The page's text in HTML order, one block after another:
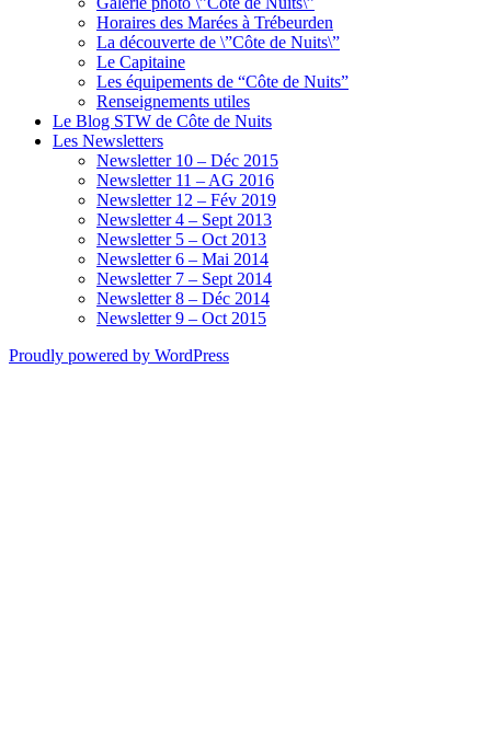
Horaires des Marées à Trébeurden
La découverte de \”Côte de Nuits\”
Le Capitaine
Les équipements de “Côte de Nuits”
Renseignements utiles
Le Blog STW de Côte de Nuits
Les Newsletters
Newsletter 10 – Déc 2015
Newsletter 11 – AG 2016
Newsletter 12 – Fév 2019
Newsletter 4 – Sept 2013
Newsletter 5 – Oct 2013
Newsletter 6 – Mai 2014
Newsletter 7 – Sept 2014
Newsletter 8 – Déc 2014
Newsletter 9 – Oct 2015
Proudly powered by WordPress